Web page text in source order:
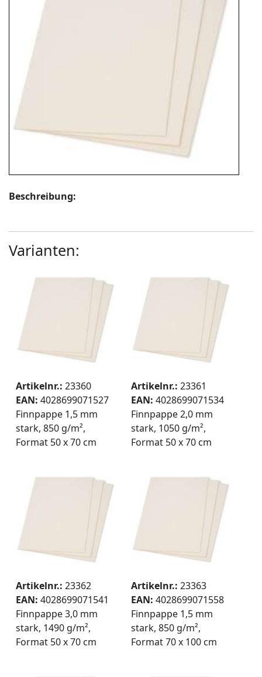
Beschreibung:
Varianten:
Artikelnr.: 23360
EAN: 4028699071527
Finnpappe 1,5 mm
stark, 850 g/m²,
Format 50 x 70 cm
Artikelnr.: 23361
EAN: 4028699071534
Finnpappe 2,0 mm
stark, 1050 g/m²,
Format 50 x 70 cm
Artikelnr.: 23362
EAN: 4028699071541
Finnpappe 3,0 mm
stark, 1490 g/m²,
Format 50 x 70 cm
Artikelnr.: 23363
EAN: 4028699071558
Finnpappe 1,5 mm
stark, 850 g/m²,
Format 70 x 100 cm